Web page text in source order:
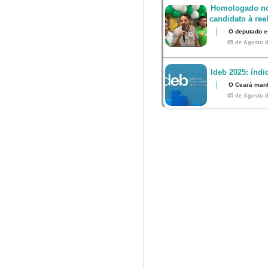
Homologado
candidato à
O deputado
05 de Agosto
Ideb 2025:
O Ceará
05 de Agosto